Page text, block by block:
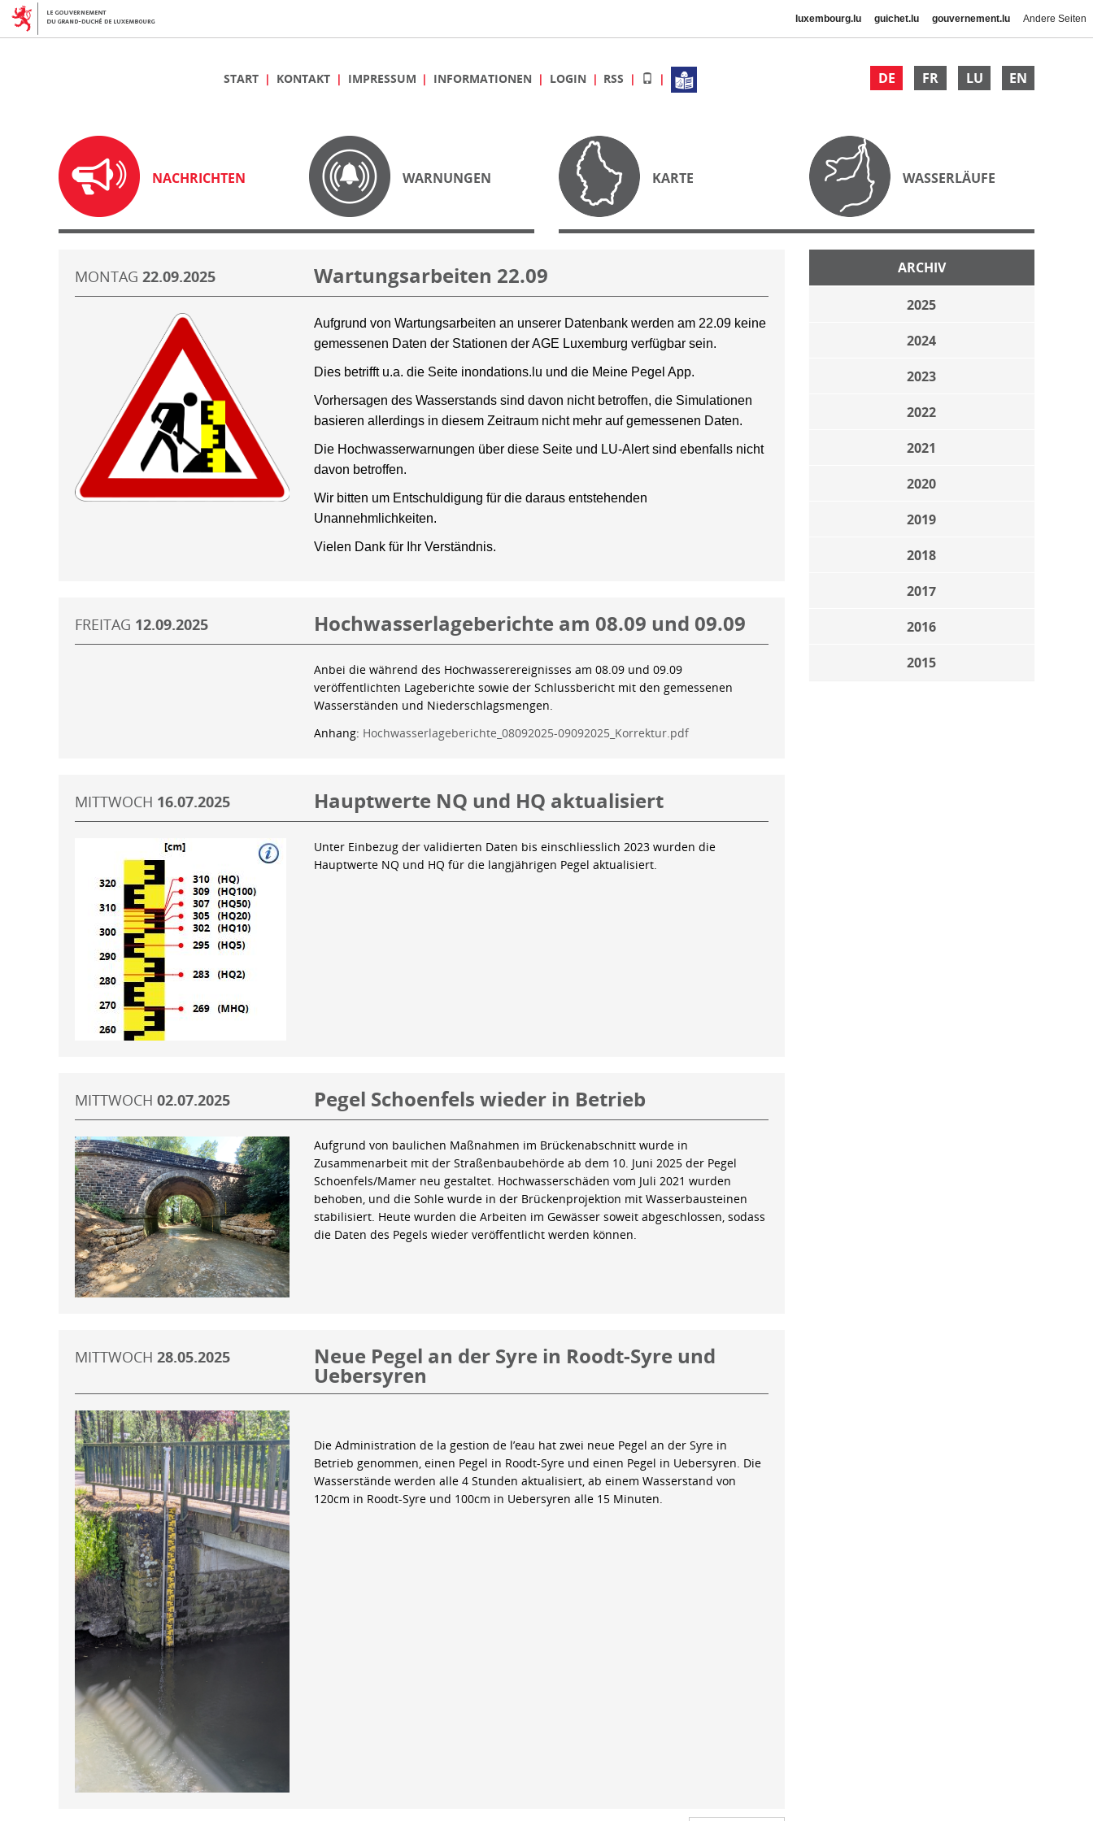
luxembourg.lu guichet.lu gouvernement.lu Andere Seiten
DE FR LU EN
START KONTAKT IMPRESSUM INFORMATIONEN LOGIN RSS
NACHRICHTEN WARNUNGEN KARTE WASSERLÄUFE
ARCHIV
2025
2024
2023
2022
2021
2020
2019
2018
2017
2016
2015
MONTAG 22.09.2025 Wartungsarbeiten 22.09
Aufgrund von Wartungsarbeiten an unserer Datenbank werden am 22.09 keine
gemessenen Daten der Stationen der AGE Luxemburg verfügbar sein.
Dies betrifft u.a. die Seite inondations.lu und die Meine Pegel App.
Vorhersagen des Wasserstands sind davon nicht betroffen, die Simulationen
basieren allerdings in diesem Zeitraum nicht mehr auf gemessenen Daten.
Die Hochwasserwarnungen über diese Seite und LU-Alert sind ebenfalls nicht
davon betroffen.
Wir bitten um Entschuldigung für die daraus entstehenden
Unannehmlichkeiten.
Vielen Dank für Ihr Verständnis.
FREITAG 12.09.2025 Hochwasserlageberichte am 08.09 und 09.09
Anbei die während des Hochwasserereignisses am 08.09 und 09.09
veröffentlichten Lageberichte sowie der Schlussbericht mit den gemessenen
Wasserständen und Niederschlagsmengen.
Anhang: Hochwasserlageberichte_08092025-09092025_Korrektur.pdf
MITTWOCH 16.07.2025 Hauptwerte NQ und HQ aktualisiert
Unter Einbezug der validierten Daten bis einschliesslich 2023 wurden die
Hauptwerte NQ und HQ für die langjährigen Pegel aktualisiert.
MITTWOCH 02.07.2025 Pegel Schoenfels wieder in Betrieb
Aufgrund von baulichen Maßnahmen im Brückenabschnitt wurde in
Zusammenarbeit mit der Straßenbaubehörde ab dem 10. Juni 2025 der Pegel
Schoenfels/Mamer neu gestaltet. Hochwasserschäden vom Juli 2021 wurden
behoben, und die Sohle wurde in der Brückenprojektion mit Wasserbausteinen
stabilisiert. Heute wurden die Arbeiten im Gewässer soweit abgeschlossen, sodass
die Daten des Pegels wieder veröffentlicht werden können.
MITTWOCH 28.05.2025 Neue Pegel an der Syre in Roodt-Syre und
Uebersyren
Die Administration de la gestion de l’eau hat zwei neue Pegel an der Syre in
Betrieb genommen, einen Pegel in Roodt-Syre und einen Pegel in Uebersyren. Die
Wasserstände werden alle 4 Stunden aktualisiert, ab einem Wasserstand von
120cm in Roodt-Syre und 100cm in Uebersyren alle 15 Minuten.